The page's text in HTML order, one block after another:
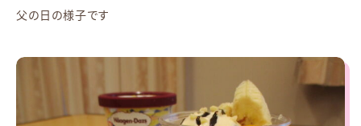
父の日の様子です